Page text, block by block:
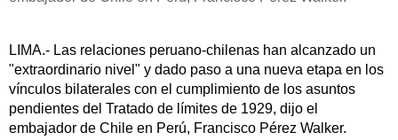
LIMA.- Las relaciones peruano-chilenas han alcanzado un
"extraordinario nivel" y dado paso a una nueva etapa en los
vínculos bilaterales con el cumplimiento de los asuntos
pendientes del Tratado de límites de 1929, dijo el
embajador de Chile en Perú, Francisco Pérez Walker.